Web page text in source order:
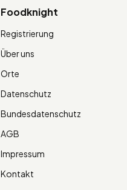
Foodknight
Registrierung
Über uns
Orte
Datenschutz
Bundesdatenschutz
AGB
Impressum
Kontakt